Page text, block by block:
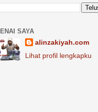
SAYA
alinzakiyah.com
Lihat profil lengkapku